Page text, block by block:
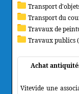
Transport
Transport du
Travaux de
Travaux publics
Achat
Vitevide une